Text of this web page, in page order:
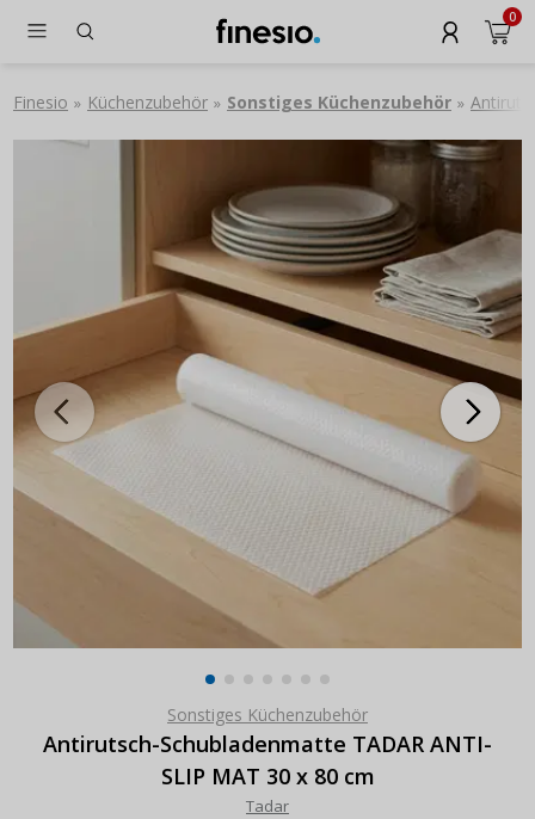
0
Finesio » Küchenzubehör » Sonstiges Küchenzubehör »
Sonstiges Küchenzubehör
Antirutsch-Schubladenmatte TADAR ANTI-
SLIP MAT 30 x 80 cm
Tadar